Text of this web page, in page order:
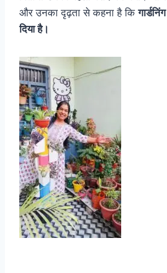
और उनका दृढ़ता से कहना है कि
दिया है।